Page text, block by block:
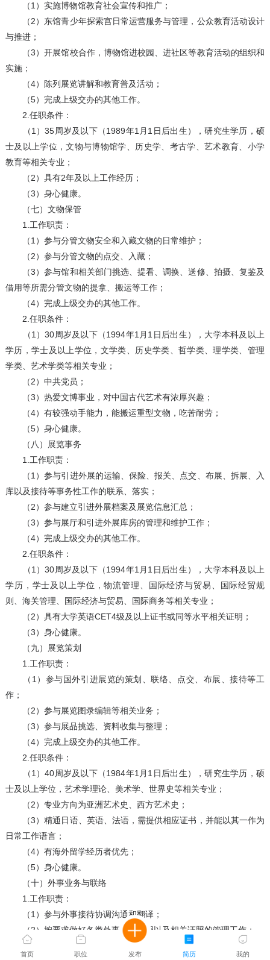
（1）实施博物馆教育社会宣传和推广；
（2）东馆青少年探索宫日常运营服务与管理，公众教育活动设计
与推进；
（3）开展馆校合作，博物馆进校园、进社区等教育活动的组织和
实施；
（4）陈列展览讲解和教育普及活动；
（5）完成上级交办的其他工作。
2.任职条件：
（1）35周岁及以下（1989年1月1日后出生），研究生学历，硕
士及以上学位，文物与博物馆学、历史学、考古学、艺术教育、小学
教育等相关专业；
（2）具有2年及以上工作经历；
（3）身心健康。
（七）文物保管
1.工作职责：
（1）参与分管文物安全和入藏文物的日常维护；
（2）参与分管文物的点交、入藏；
（3）参与馆和相关部门挑选、提看、调换、送修、拍摄、复鉴及
借用等所需分管文物的提拿、搬运等工作；
（4）完成上级交办的其他工作。
2.任职条件：
（1）30周岁及以下（1994年1月1日后出生），大学本科及以上
学历，学士及以上学位，文学类、历史学类、哲学类、理学类、管理
学类、艺术学类等相关专业；
（2）中共党员；
（3）热爱文博事业，对中国古代艺术有浓厚兴趣；
（4）有较强动手能力，能搬运重型文物，吃苦耐劳；
（5）身心健康。
（八）展览事务
1.工作职责：
（1）参与引进外展的运输、保险、报关、点交、布展、拆展、入
库以及接待等事务性工作的联系、落实；
（2）参与建立引进外展档案及展览信息汇总；
（3）参与展厅和引进外展库房的管理和维护工作；
（4）完成上级交办的其他工作。
2.任职条件：
（1）30周岁及以下（1994年1月1日后出生），大学本科及以上
学历，学士及以上学位，物流管理、国际经济与贸易、国际经贸规
则、海关管理、国际经济与贸易、国际商务等相关专业；
（2）具有大学英语CET4级及以上证书或同等水平相关证明；
（3）身心健康。
（九）展览策划
1.工作职责：
（1）参与国外引进展览的策划、联络、点交、布展、接待等工
作；
（2）参与展览图录编辑等相关业务；
（3）参与展品挑选、资料收集与整理；
（4）完成上级交办的其他工作。
2.任职条件：
（1）40周岁及以下（1984年1月1日后出生），研究生学历，硕
士及以上学位，艺术学理论、美术学、世界史等相关专业；
（2）专业方向为亚洲艺术史、西方艺术史；
（3）精通日语、英语、法语，需提供相应证书，并能以其一作为
日常工作语言；
（4）有海外留学经历者优先；
（5）身心健康。
（十）外事业务与联络
1.工作职责：
（1）参与外事接待协调沟通和翻译；
（2）按要求做好各类外事工作申报以及相关证照的管理工作；
（3）按要求做好有关信息的整理和汇总，并建立相关的工作档
首页 职位 发布 简历 我的